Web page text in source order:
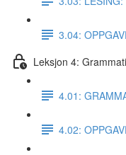
3.04:
Leksjon 4:
4.01:
4.02: